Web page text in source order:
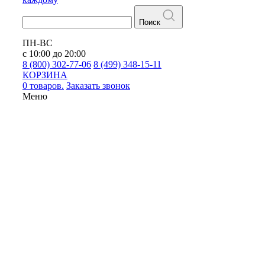
Поиск
ПН-ВС
с 10:00 до 20:00
8 (800) 302-77-06 8 (499) 348-15-11
КОРЗИНА
0 товаров. Заказать звонок
Меню